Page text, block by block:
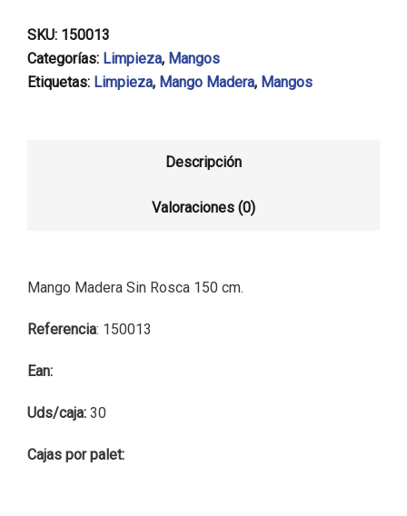
SKU: 150013
Categorías: Limpieza, Mangos
Etiquetas: Limpieza, Mango Madera, Mangos
Descripción
Valoraciones (0)
Mango Madera Sin Rosca 150 cm.
Referencia: 150013
Ean:
Uds/caja: 30
Cajas por palet: